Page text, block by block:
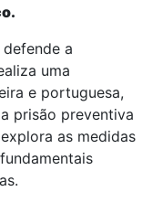
a
uma
e portuguesa,
prisão preventiva
as medidas